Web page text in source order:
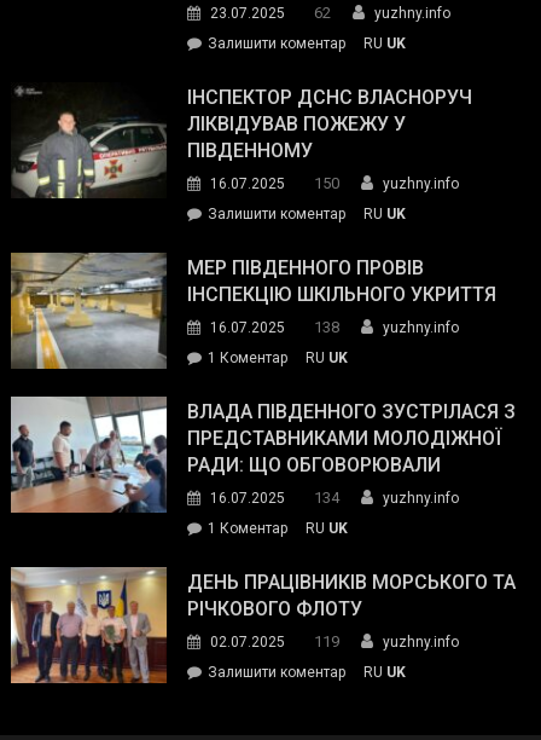
гуманітарну
допомогу
23.07.2025 62
yuzhny.info
Залишити коментарon
провів
нараду
силових
та
органів:
«Наш
спільний
окупанти.
Маємо
діяти
команда
RU UK
ІНСПЕКТОР ДСНС ВЛАСНОРУЧ
ЛІКВІДУВАВ ПОЖЕЖУ У
ПІВДЕННОМУ
16.07.2025 150
yuzhny.info
Залишити коментарon
ДСНС
власноруч
пожежу
у
RU UK
МЕР ПІВДЕННОГО ПРОВІВ
ІНСПЕКЦІЮ ШКІЛЬНОГО УКРИТТЯ
16.07.2025 138
yuzhny.info
1 Коментардо
Південного
провів
інспекцію
укриття
RU UK
ВЛАДА ПІВДЕННОГО ЗУСТРІЛАСЯ З
ПРЕДСТАВНИКАМИ МОЛОДІЖНОЇ
РАДИ: ЩО ОБГОВОРЮВАЛИ
16.07.2025 134
yuzhny.info
1 Коментардо
Південного
зустрілася
представниками
молодіжної
RU UK
ДЕНЬ ПРАЦІВНИКІВ МОРСЬКОГО ТА
РІЧКОВОГО ФЛОТУ
02.07.2025 119
yuzhny.info
Залишити коментарon
RU UK